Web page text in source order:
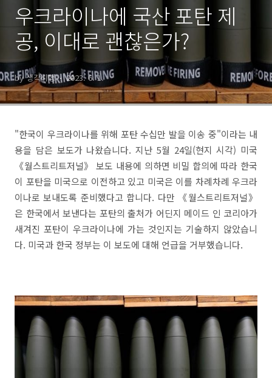
우크라이나에 국산 포탄 제
공, 이대로 괜찮은가?
by 생각비행 2023. 6. 1.
"한국이 우크라이나를 위해 포탄 수십만 발을 이송 중"이라는 내
용을 담은 보도가 나왔습니다. 지난 5월 24일(현지 시각) 미국
《월스트리트저널》 보도 내용에 의하면 비밀 합의에 따라 한국
이 포탄을 미국으로 이전하고 있고 미국은 이를 차례차례 우크라
이나로 보내도록 준비했다고 합니다. 다만 《월스트리트저널》
은 한국에서 보낸다는 포탄의 출처가 어딘지 메이드 인 코리아가
새겨진 포탄이 우크라이나에 가는 것인지는 기술하지 않았습니
다. 미국과 한국 정부는 이 보도에 대해 언급을 거부했습니다.